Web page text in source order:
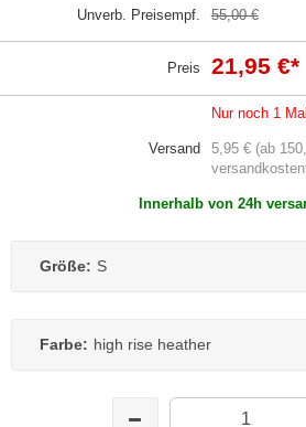
Unverb. Preisempf. 55,00 €
Preis 21,95 €*
Nur noch 1
Versand
5,95 € (ab
Innerhalb von 24h
Größe: S
Farbe: high rise heather